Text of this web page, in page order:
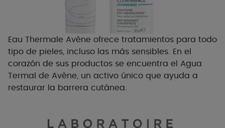
Eau Thermale Avène ofrece tratamientos para todo
tipo de pieles, incluso las más sensibles. En el
corazón de sus productos se encuentra el Agua
Termal de Avène, un activo único que ayuda a
restaurar la barrera cutánea.